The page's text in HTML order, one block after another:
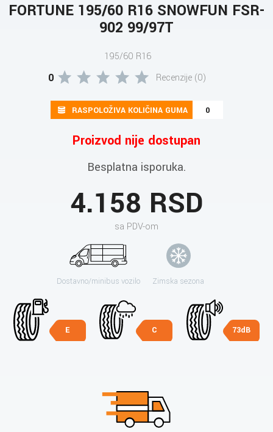
FORTUNE 195/60 R16 SNOWFUN FSR-
902 99/97T
195/60 R16
0 Recenzije (0)
RASPOLOŽIVA KOLIČINA GUMA 0
Proizvod nije dostupan
Besplatna isporuka.
4.158 RSD
sa PDV-om
Dostavno/minibus vozilo Zimska sezona
E C 73dB